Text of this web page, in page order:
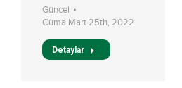
Güncel
Cuma Mart 25th, 2022
Detaylar